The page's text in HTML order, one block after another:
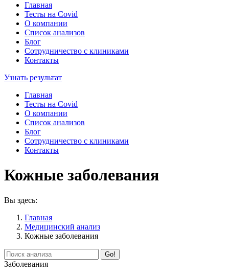
Главная
Тесты на Covid
О компании
Список анализов
Блог
Сотрудничество с клиниками
Контакты
Узнать результат
Главная
Тесты на Covid
О компании
Список анализов
Блог
Сотрудничество с клиниками
Контакты
Кожные заболевания
Вы здесь:
Главная
Медицинский анализ
Кожные заболевания
Search:
Заболевания